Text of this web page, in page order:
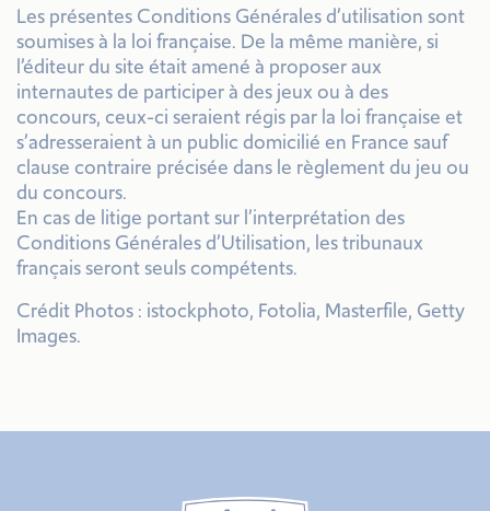
Les présentes Conditions Générales d’utilisation sont
soumises à la loi française. De la même manière, si
l’éditeur du site était amené à proposer aux
internautes de participer à des jeux ou à des
concours, ceux-ci seraient régis par la loi française et
s’adresseraient à un public domicilié en France sauf
clause contraire précisée dans le règlement du jeu ou
du concours.
En cas de litige portant sur l’interprétation des
Conditions Générales d’Utilisation, les tribunaux
français seront seuls compétents.
Crédit Photos : istockphoto, Fotolia, Masterfile, Getty
Images.